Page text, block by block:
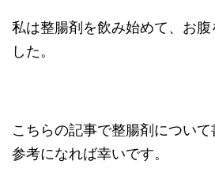
私は整腸剤を飲み始めて、お腹
した。
こちらの記事で整腸剤につい
参考になれば幸いです。